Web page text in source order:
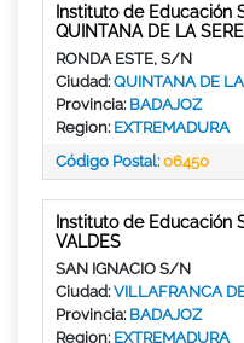
Instituto de Educación
QUINTANA DE LA
RONDA ESTE, S/N
Ciudad:QUINTANA DE
Provincia: BADAJOZ
Region: EXTREMADURA
Código Postal:06450
Instituto de Educación
VALDES
SAN IGNACIO S/N
Ciudad:VILLAFRANCA
Provincia: BADAJOZ
Region: EXTREMADURA